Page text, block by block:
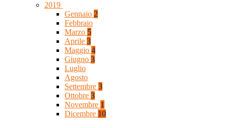
2019
Gennaio 2
Febbraio
Marzo 5
Aprile 3
Maggio 4
Giugno 3
Luglio
Agosto
Settembre 3
Ottobre 3
Novembre 1
Dicembre 10